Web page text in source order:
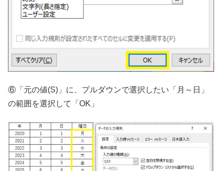
⑥「元の値(S)」に、プルダウンで選択したい「月～日」
の範囲を選択して「OK」